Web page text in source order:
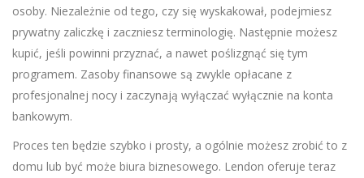
osoby. Niezależnie od tego, czy się wyskakował, podejmiesz
prywatny zaliczkę i zaczniesz terminologię. Następnie możesz
kupić, jeśli powinni przyznać, a nawet poślizgnąć się tym
programem. Zasoby finansowe są zwykle opłacane z
profesjonalnej nocy i zaczynają wyłączać wyłącznie na konta
bankowym.
Proces ten będzie szybko i prosty, a ogólnie możesz zrobić to z
domu lub być może biura biznesowego. Lendon oferuje teraz